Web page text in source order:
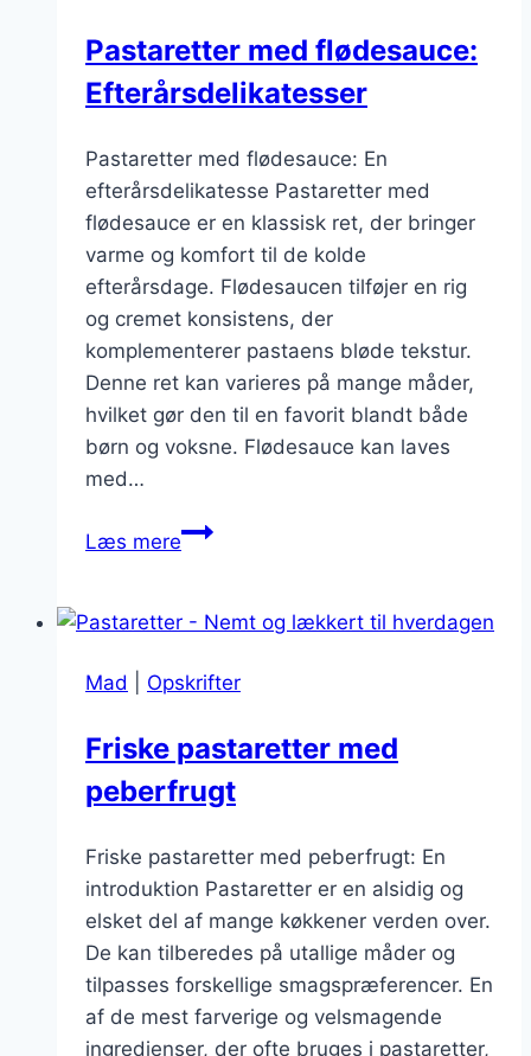
Pastaretter med flødesauce:
Efterårsdelikatesser
Pastaretter med flødesauce: En
efterårsdelikatesse Pastaretter med
flødesauce er en klassisk ret, der bringer
varme og komfort til de kolde
efterårsdage. Flødesaucen tilføjer en rig
og cremet konsistens, der
komplementerer pastaens bløde tekstur.
Denne ret kan varieres på mange måder,
hvilket gør den til en favorit blandt både
børn og voksne. Flødesauce kan laves
med…
Læs merePastaretter
Efterårsdelikatesser
Mad Opskrifter
Friske pastaretter med
peberfrugt
Friske pastaretter med peberfrugt: En
introduktion Pastaretter er en alsidig og
elsket del af mange køkkener verden over.
De kan tilberedes på utallige måder og
tilpasses forskellige smagspræferencer. En
af de mest farverige og velsmagende
ingredienser, der ofte bruges i pastaretter,